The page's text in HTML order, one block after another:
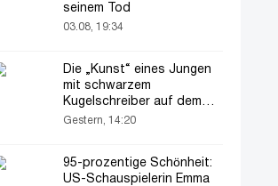
seinem Tod
03.08, 19:34
Die „Kunst“ eines Jungen
mit schwarzem
Kugelschreiber auf dem
Pass seines Vaters zieht
Gestern, 14:20
95-prozentige Schönheit:
US-Schauspielerin Emma